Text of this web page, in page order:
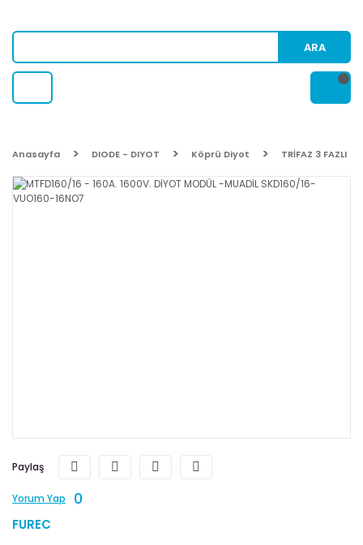
ARA
Anasayfa DIODE - DIYOT Köprü Diyot TRİFAZ 3 FAZLI
Paylaş
Yorum Yap 0
FUREC